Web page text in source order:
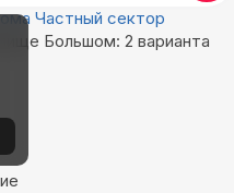
Частный сектор
Большом: 2 варианта